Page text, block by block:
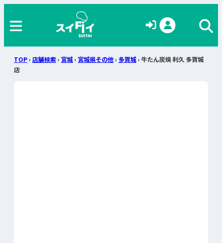
TOP› 店舗検索› 宮城› 宮城県その他› 多賀城› 牛たん炭焼 利久 多賀城
店